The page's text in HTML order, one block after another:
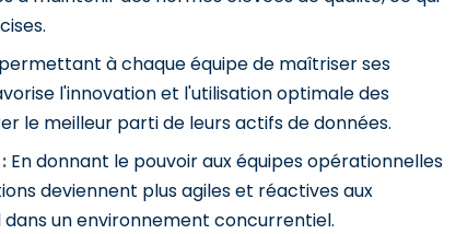
à chaque équipe de maîtriser ses
l'innovation et l'utilisation optimale des
le meilleur parti de leurs actifs de données.
En donnant le pouvoir aux équipes opérationnelles
deviennent plus agiles et réactives aux
un environnement concurrentiel.